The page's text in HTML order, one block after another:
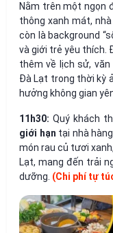
Nằm trên một ngọn
thông xanh mát,
còn là background
và giới trẻ yêu thích.
thêm về lịch sử,
Đà Lạt trong thời kỳ
hưởng không gian
11h30: Quý khách
giới hạn tại nhà
món rau củ tươi
Lạt, mang đến trải
dưỡng. (Chi phí tự